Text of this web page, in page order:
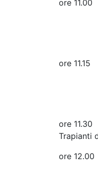
ore
ore
ore
Trapianti
ore